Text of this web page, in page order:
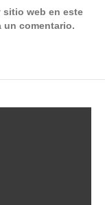
sitio web en este
un comentario.